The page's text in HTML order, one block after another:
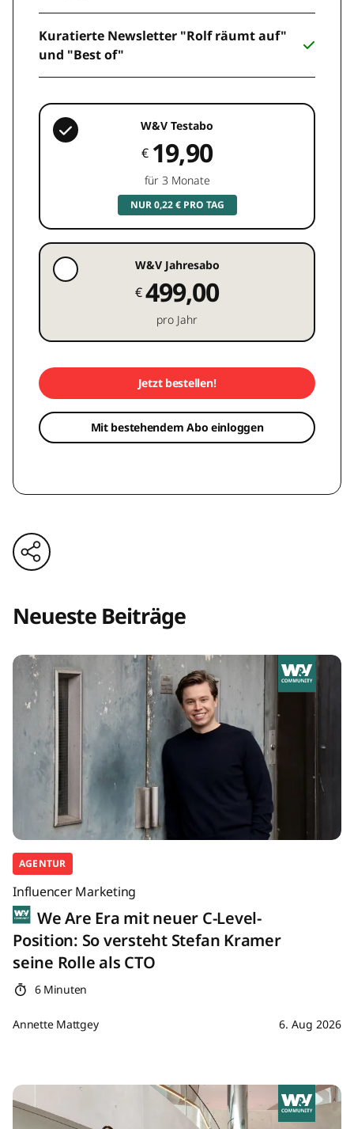
Kuratierte Newsletter "Rolf räumt auf"
und "Best of"
W&V Testabo
€ 19,90
für 3 Monate
NUR 0,22 € PRO TAG
W&V Jahresabo
€499,00
pro Jahr
Jetzt bestellen!
Mit bestehendem Abo einloggen
Neueste Beiträge
AGENTUR
Influencer Marketing
We Are Era mit neuer C-Level-
Position: So versteht Stefan Kramer
seine Rolle als CTO
6 Minuten
Annette Mattgey 6. Aug 2026